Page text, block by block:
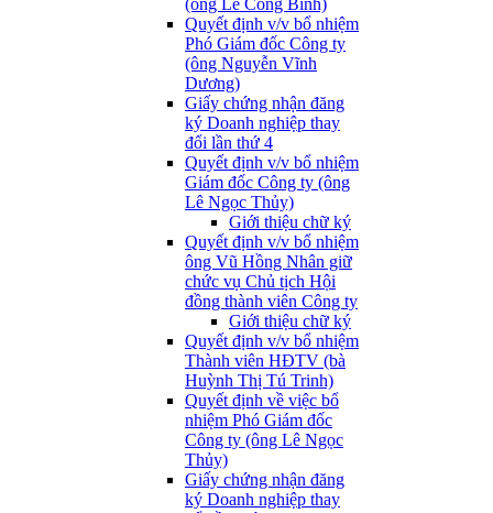
(ông Lê Công Bình)
Quyết định v/v bổ nhiệm
Phó Giám đốc Công ty
(ông Nguyễn Vĩnh
Dương)
Giấy chứng nhận đăng
ký Doanh nghiệp thay
đổi lần thứ 4
Quyết định v/v bổ nhiệm
Giám đốc Công ty (ông
Lê Ngọc Thủy)
Giới thiệu chữ ký
Quyết định v/v bổ nhiệm
ông Vũ Hồng Nhân giữ
chức vụ Chủ tịch Hội
đồng thành viên Công ty
Giới thiệu chữ ký
Quyết định v/v bổ nhiệm
Thành viên HĐTV (bà
Huỳnh Thị Tú Trinh)
Quyết định về việc bổ
nhiệm Phó Giám đốc
Công ty (ông Lê Ngọc
Thủy)
Giấy chứng nhận đăng
ký Doanh nghiệp thay